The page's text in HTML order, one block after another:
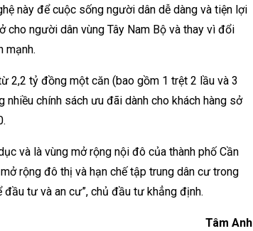
này để cuộc sống người dân dễ dàng và tiện lợi
cho người dân vùng Tây Nam Bộ và thay vì đổi
mạnh.
2,2 tỷ đồng một căn (bao gồm 1 trệt 2 lầu và 3
chính sách ưu đãi dành cho khách hàng sở
và là vùng mở rộng nội đô của thành phố Cần
rộng đô thị và hạn chế tập trung dân cư trong
tư và an cư”, chủ đầu tư khẳng định.
Tâm Anh